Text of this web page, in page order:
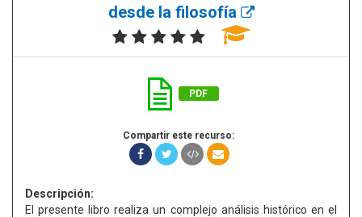
desde la filosofía
PDF
Compartir este recurso:
Descripción:
El presente libro realiza un complejo análisis histórico en el